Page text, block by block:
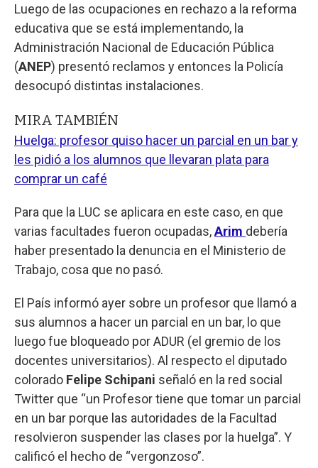
Luego de las ocupaciones en rechazo a la reforma
educativa que se está implementando, la
Administración Nacional de Educación Pública
(ANEP) presentó reclamos y entonces la Policía
desocupó distintas instalaciones.
MIRA TAMBIÉN
Huelga: profesor quiso hacer un parcial en un bar y
les pidió a los alumnos que llevaran plata para
comprar un café
Para que la LUC se aplicara en este caso, en que
varias facultades fueron ocupadas,Arim debería
haber presentado la denuncia en el Ministerio de
Trabajo, cosa que no pasó.
El País informó ayer sobre un profesor que llamó a
sus alumnos a hacer un parcial en un bar, lo que
luego fue bloqueado por ADUR (el gremio de los
docentes universitarios). Al respecto el diputado
colorado Felipe Schipani señaló en la red social
Twitter que “un Profesor tiene que tomar un parcial
en un bar porque las autoridades de la Facultad
resolvieron suspender las clases por la huelga”. Y
calificó el hecho de “vergonzoso”.